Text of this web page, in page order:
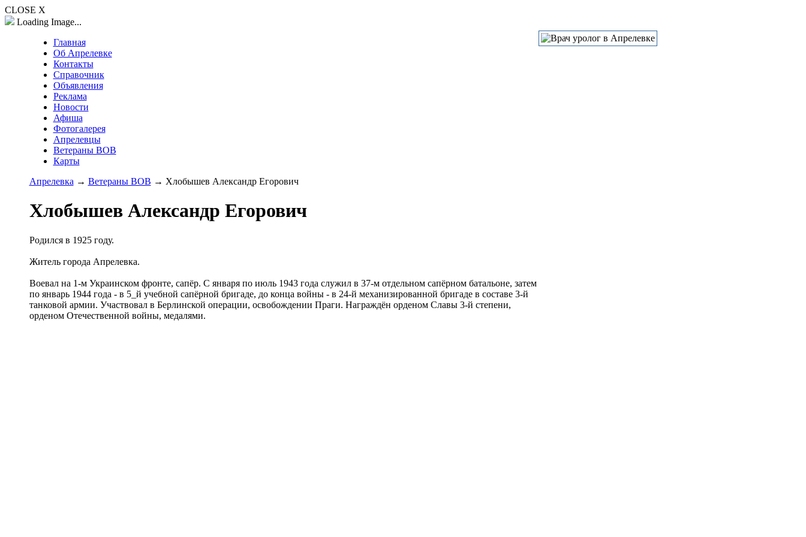
CLOSE X
Loading Image...
Главная
Об Апрелевке
Контакты
Справочник
Объявления
Реклама
Новости
Афиша
Фотогалерея
Апрелевцы
Ветераны ВОВ
Карты
Апрелевка → Ветераны ВОВ → Хлобышев Александр Егорович
Хлобышев Александр Егорович
Родился в 1925 году.
Житель города Апрелевка.
Воевал на 1-м Украинском фронте, сапёр. С января по июль 1943 года служил в 37-м отдельном сапёрном батальоне, затем
по январь 1944 года - в 5_й учебной сапёрной бригаде, до конца войны - в 24-й механизированной бригаде в составе 3-й
танковой армии. Участвовал в Берлинской операции, освобождении Праги. Награждён орденом Славы 3-й степени,
орденом Отечественной войны, медалями.